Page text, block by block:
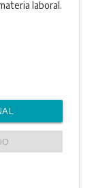
laboral.